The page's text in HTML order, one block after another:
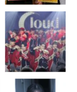
涼太